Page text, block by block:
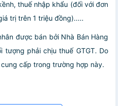
thuế nhập khẩu (đối với đơn
trị trên 1 triệu đồng).....
được bán bởi Nhà Bán Hàng
tượng phải chịu thuế GTGT. Do
cấp trong trường hợp này.